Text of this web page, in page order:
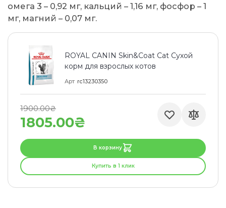
омега 3 – 0,92 мг, кальций – 1,16 мг, фосфор – 1
мг, магний – 0,07 мг.
ROYAL CANIN Skin&Coat Cat Сухой
корм для взрослых котов
Арт rc13230350
1805.00₴
1900.00₴
В корзину
Купить в 1 клик